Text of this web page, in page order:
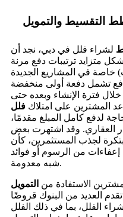
التقسيط والتمويل
لشراء فلل في دبي، نجد أن
متزايد ترتيبات دفع مرنة
دفع تشمل دفعة أولى منخفضة
خلال فترة الإنشاء وبعده حتى
المشترين على امتلاك فلل
لدفع كامل المبلغ مقدمًا،
العقاري. وقد اشتهرت بعض
لجذب المستثمرين، كأن
أو 5 سنوات مع إعفاءات من الرسوم أو فوائد
شبه معدومة.
الاستفادة من التمويل
العديد من البنوك قروضًا
الفلل، بما في ذلك الفلل